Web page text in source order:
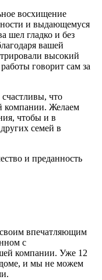
восхищение
и выдающемуся
шел гладко и без
вашей
высокий
говорит сам за
что
компании. Желаем
чтобы и в
семей в
и преданность
впечатляющим
с
компании. Уже 12
и мы не можем